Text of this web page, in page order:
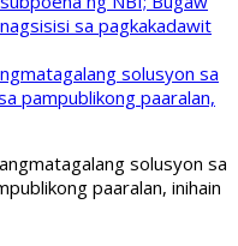
sa pagkakadawit
solusyon sa
pampublikong paaralan,
solusyon sa
paaralan, inihain